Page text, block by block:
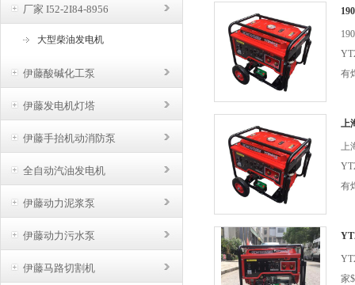
厂家 I52-2I84-8956
大型柴油发电机
伊藤酸碱化工泵
伊藤发电机灯塔
伊藤手抬机动消防泵
全自动汽油发电机
伊藤动力泥浆泵
伊藤动力污水泵
伊藤马路切割机
有
已
上
上
有
已
家
家